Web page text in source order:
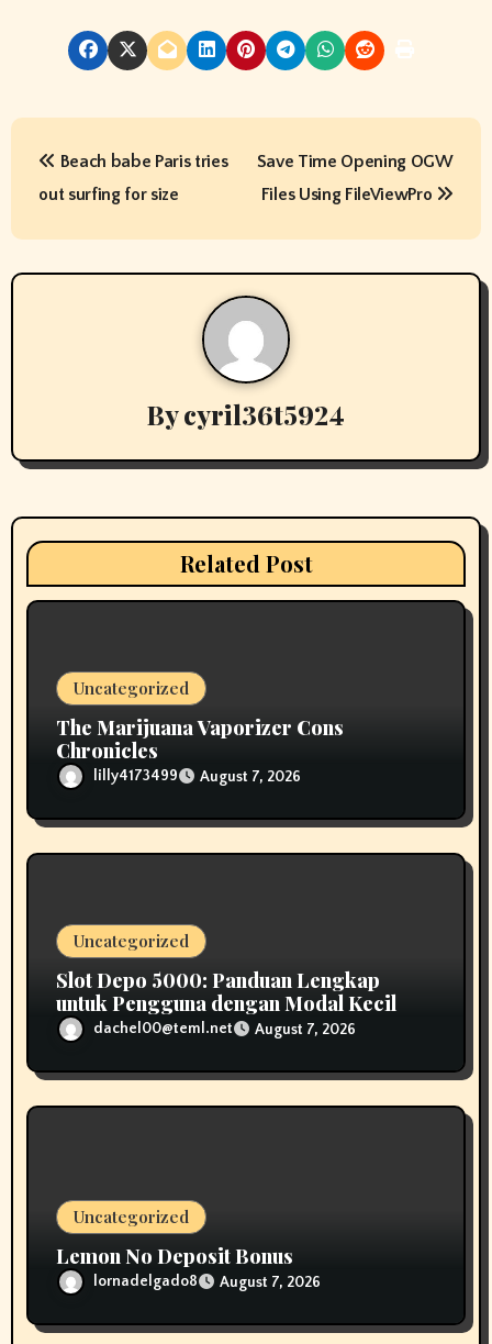
P
s
t
i
a
Beach babe Paris tries
out surfing for size
Save Time Opening OGW
Files Using FileViewPro
Bycyril36t5924
Related Post
Uncategorized
The Marijuana Vaporizer Cons
Chronicles
lilly4173499 August 7, 2026
Uncategorized
Slot Depo 5000: Panduan Lengkap
untuk Pengguna dengan Modal Kecil
dachel00@teml.net August 7, 2026
Uncategorized
Lemon No Deposit Bonus
lornadelgado8 August 7, 2026